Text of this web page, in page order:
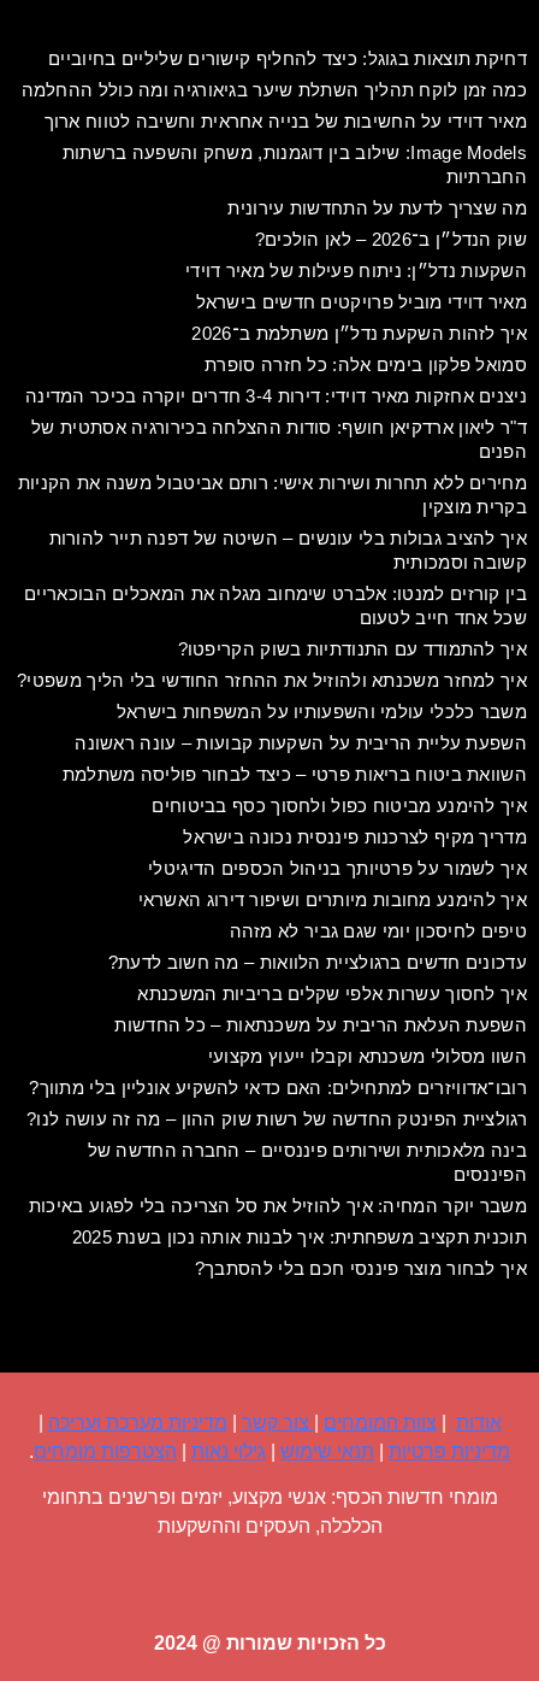
דחיקת תוצאות בגוגל: כיצד להחליף קישורים שליליים בחיוביים
כמה זמן לוקח תהליך השתלת שיער בגיאורגיה ומה כולל ההחלמה
מאיר דוידי על החשיבות של בנייה אחראית וחשיבה לטווח ארוך
Image Models: שילוב בין דוגמנות, משחק והשפעה ברשתות
החברתיות
מה שצריך לדעת על התחדשות עירונית
שוק הנדל״ן ב־2026 – לאן הולכים?
השקעות נדל״ן: ניתוח פעילות של מאיר דוידי
מאיר דוידי מוביל פרויקטים חדשים בישראל
איך לזהות השקעת נדל״ן משתלמת ב־2026
סמואל פלקון בימים אלה: כל חזרה סופרת
ניצנים אחזקות מאיר דוידי: דירות 3-4 חדרים יוקרה בכיכר המדינה
ד"ר ליאון ארדקיאן חושף: סודות ההצלחה בכירורגיה אסתטית של
הפנים
מחירים ללא תחרות ושירות אישי: רותם אביטבול משנה את הקניות
בקרית מוצקין​
איך להציב גבולות בלי עונשים – השיטה של דפנה תייר להורות
קשובה וסמכותית
בין קורזים למנטו: אלברט שימחוב מגלה את המאכלים הבוכאריים
שכל אחד חייב לטעום
איך להתמודד עם התנודתיות בשוק הקריפטו?
איך למחזר משכנתא ולהוזיל את ההחזר החודשי בלי הליך משפטי?
משבר כלכלי עולמי והשפעותיו על המשפחות בישראל
השפעת עליית הריבית על השקעות קבועות – עונה ראשונה
השוואת ביטוח בריאות פרטי – כיצד לבחור פוליסה משתלמת
איך להימנע מביטוח כפול ולחסוך כסף בביטוחים
מדריך מקיף לצרכנות פיננסית נכונה בישראל
איך לשמור על פרטיותך בניהול הכספים הדיגיטלי
איך להימנע מחובות מיותרים ושיפור דירוג האשראי
טיפים לחיסכון יומי שגם גביר לא מזהה
עדכונים חדשים ברגולציית הלוואות – מה חשוב לדעת?
איך לחסוך עשרות אלפי שקלים בריביות המשכנתא
השפעת העלאת הריבית על משכנתאות – כל החדשות
השוו מסלולי משכנתא וקבלו ייעוץ מקצועי
רובו־אדוויזרים למתחילים: האם כדאי להשקיע אונליין בלי מתווך?
רגולציית הפינטק החדשה של רשות שוק ההון – מה זה עושה לנו?
בינה מלאכותית ושירותים פיננסיים – החברה החדשה של
הפיננסים
משבר יוקר המחיה: איך להוזיל את סל הצריכה בלי לפגוע באיכות
תוכנית תקציב משפחתית: איך לבנות אותה נכון בשנת 2025
איך לבחור מוצר פיננסי חכם בלי להסתבך?
אודות צוות המומחים צור קשר מדיניות מערכת ועריכה
מדיניות פרטיות
תנאי שימוש גילוי נאות הצטרפות מומחים.
מומחי חדשות הכסף: אנשי מקצוע, יזמים ופרשנים בתחומי
הכלכלה, העסקים וההשקעות
כל הזכויות שמורות @ 2024